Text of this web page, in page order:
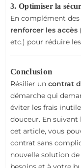
3. Optimiser la
En complément
renforcer les accès
etc.) pour réduire
Conclusion
Résilier un contrat
démarche qui
éviter les frais
douceur. En suivant
cet article, vous
contrat sans
nouvelle solution de